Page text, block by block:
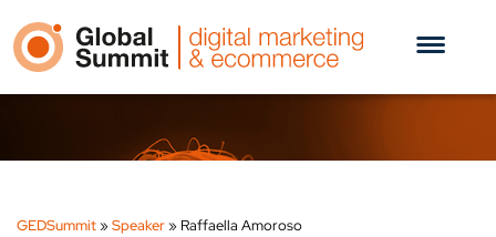
GEDSummit»Speaker» Raffaella Amoroso